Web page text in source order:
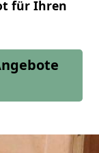
für Ihren